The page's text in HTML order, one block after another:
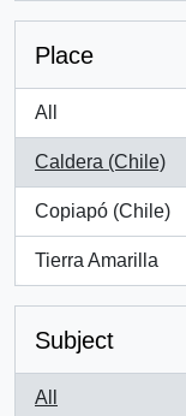
Place
All
Caldera (Chile)
, 2 results
Copiapó (Chile)
, 1 results
Tierra Amarilla
, 1 results
Subject
All